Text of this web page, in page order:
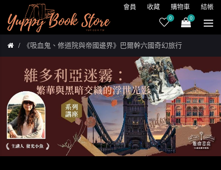
會員 收藏 購物車 結帳
0 0
《吸血鬼、修道院與帝國邊界》巴爾幹六國奇幻旅行